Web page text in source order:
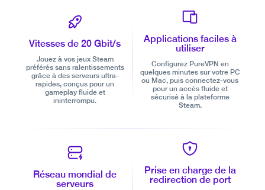
Vitesses de 20 Gbit/s
Jouez à vos jeux Steam
préférés sans ralentissements
grâce à des serveurs ultra-
rapides, conçus pour un
gameplay fluide et
ininterrompu.
Applications faciles à
utiliser
Configurez PureVPN en
quelques minutes sur votre PC
ou Mac, puis connectez-vous
pour un accès fluide et
sécurisé à la plateforme
Steam.
Réseau mondial de
serveurs
Prise en charge de la
redirection de port